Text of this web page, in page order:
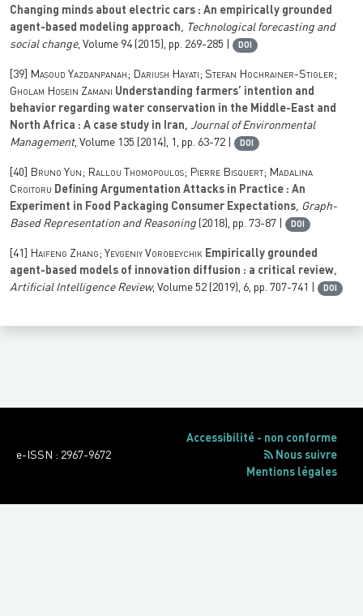
Changing minds about electric cars : An empirically grounded
agent-based modeling approach, Technological forecasting and
social change, Volume 94(2015), pp. 269-285 | DOI
[39]
Masoud Yazdanpanah; Dariush Hayati; Stefan Hochrainer-Stigler;
Gholam Hosein Zamani Understanding farmers’ intention and
behavior regarding water conservation in the Middle-East and
North Africa : A case study in Iran, Journal of Environmental
Management, Volume 135 (2014), 1, pp. 63-72 | DOI
[40]
Bruno Yun; Rallou Thomopoulos; Pierre Bisquert; Madalina
Croitoru Defining Argumentation Attacks in Practice : An
Experiment in Food Packaging Consumer Expectations, Graph-
Based Representation and Reasoning (2018), pp. 73-87 | DOI
[41] Haifeng Zhang; Yevgeniy Vorobeychik Empirically grounded
agent-based models of innovation diffusion : a critical review,
Artificial Intelligence Review, Volume 52 (2019), 6, pp. 707-741 | DOI
e-ISSN : 2967-9672
Accessibilité - non conforme
Nous suivre
Mentions légales